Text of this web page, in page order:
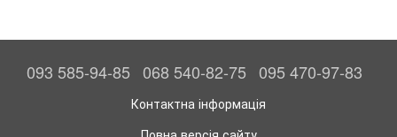
093 585-94-85 068 540-82-75 095 470-97-83
Контактна інформація